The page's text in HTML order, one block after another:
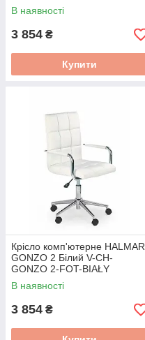
В наявності
3 854 ₴
Купити
Крісло комп'ютерне HALMAR
GONZO 2 Білий V-CH-
GONZO 2-FOT-BIAŁY
В наявності
3 854 ₴